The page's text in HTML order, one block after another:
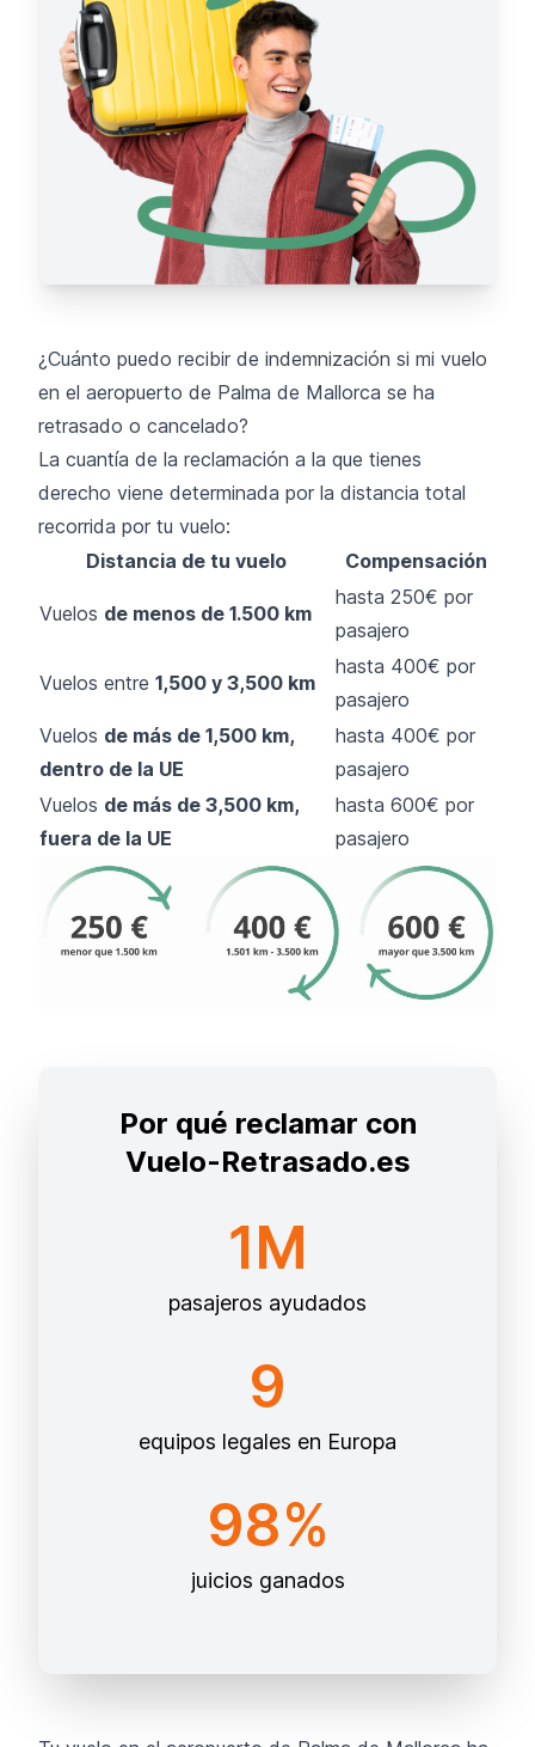
¿Cuánto puedo recibir de indemnización si mi vuelo
en el aeropuerto de Palma de Mallorca se ha
retrasado o cancelado?
La cuantía de la reclamación a la que tienes
derecho viene determinada por la distancia total
recorrida por tu vuelo:
Distancia de tu vuelo
Compensación
Vuelos de menos de 1.500 km
hasta 250€ por
pasajero
Vuelos entre 1,500 y 3,500 km
hasta 400€ por
pasajero
Vuelos de más de 1,500 km,
dentro de la UE
hasta 400€ por
pasajero
Vuelos de más de 3,500 km,
fuera de la UE
hasta 600€ por
pasajero
Por qué reclamar con
Vuelo-Retrasado.es
1M
pasajeros ayudados
9
equipos legales en Europa
98%
juicios ganados